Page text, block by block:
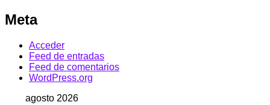
Meta
Acceder
Feed de entradas
Feed de comentarios
WordPress.org
agosto 2026